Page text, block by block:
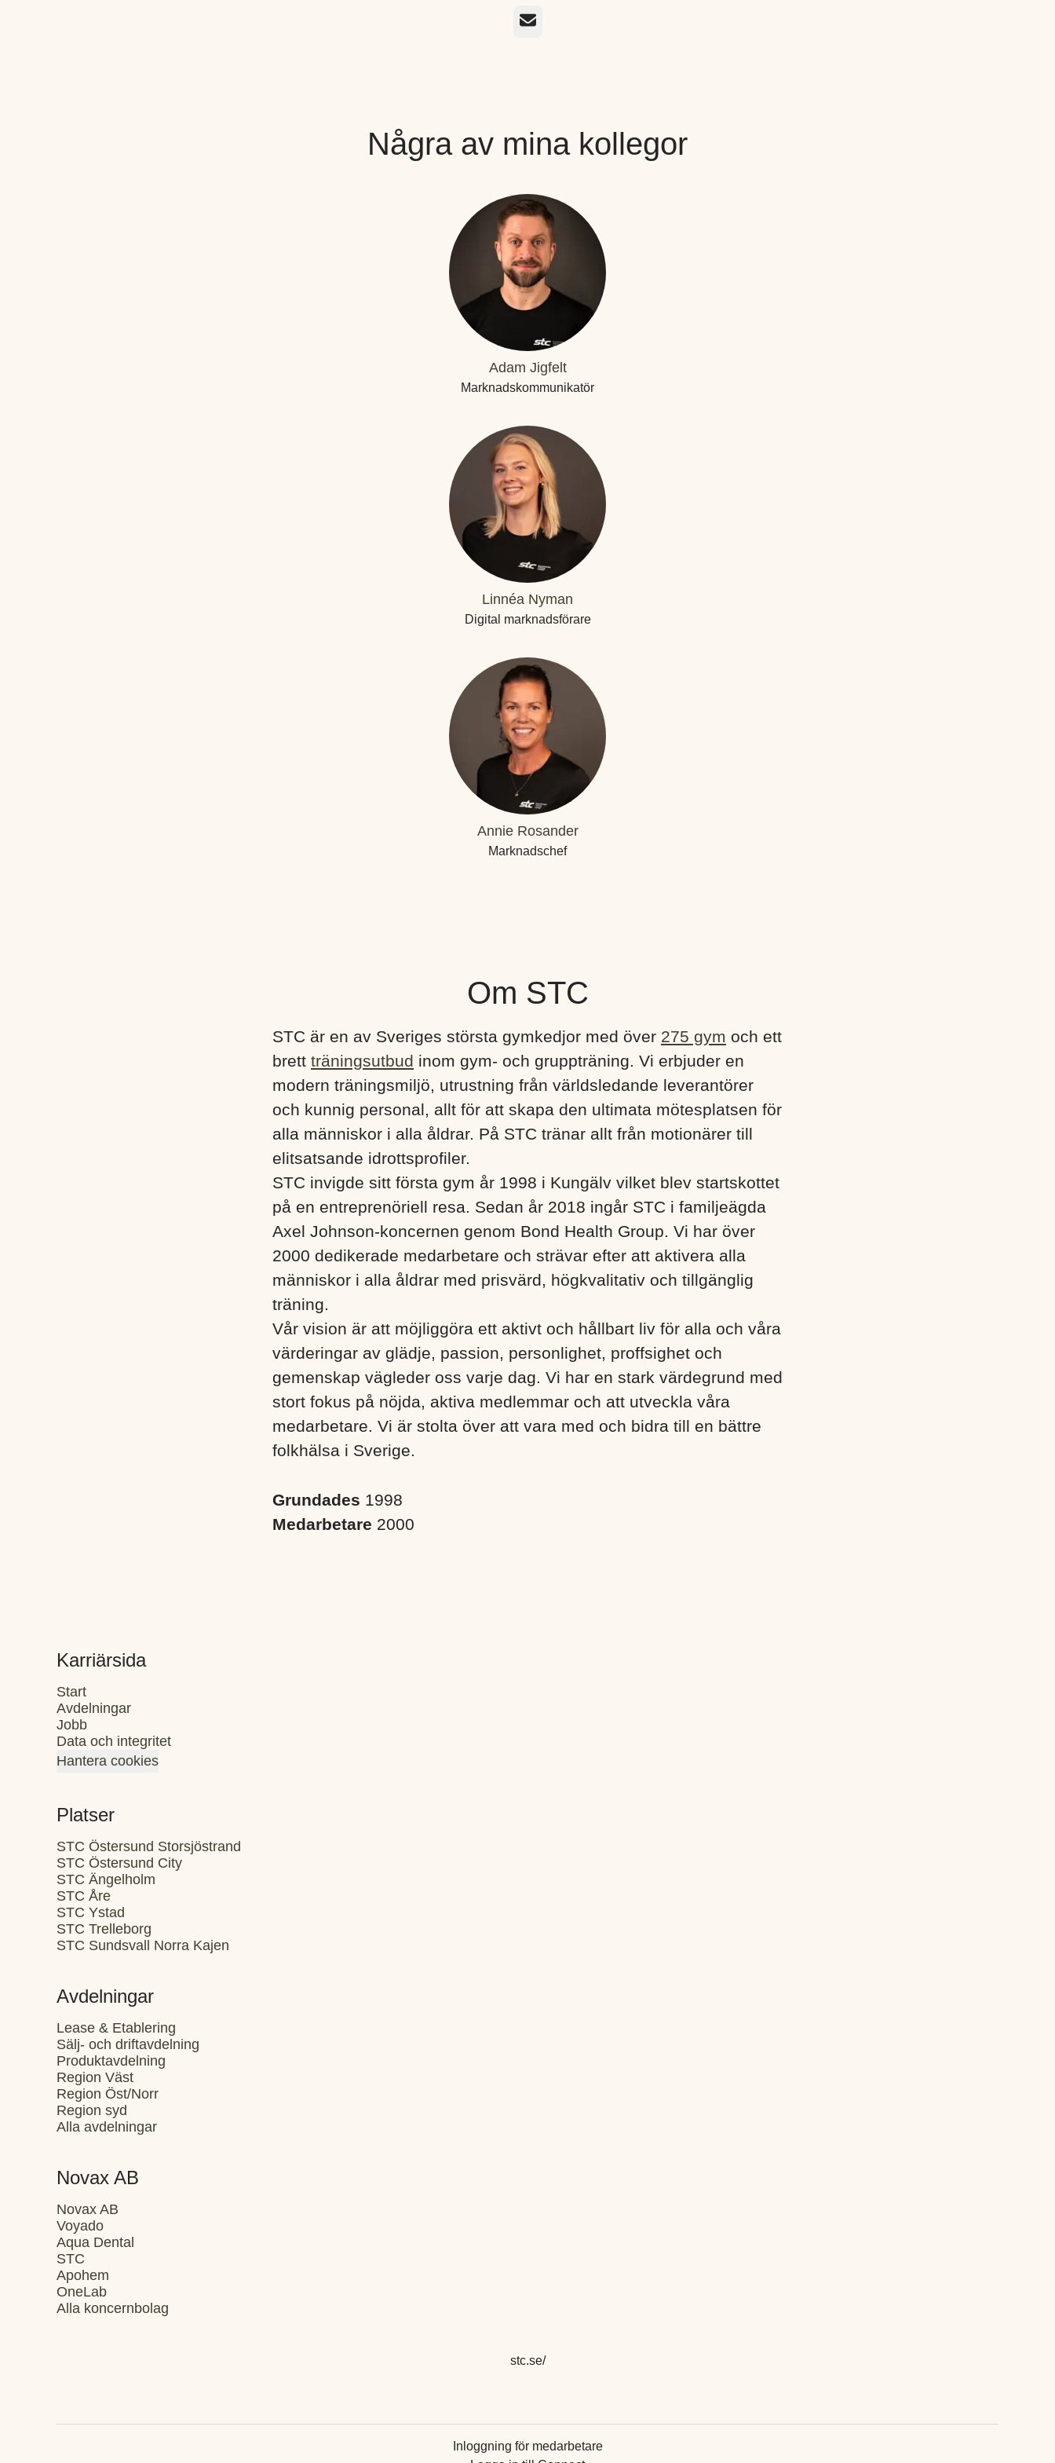
E-post
Några av mina kollegor
Adam Jigfelt
Marknadskommunikatör
Linnéa Nyman
Digital marknadsförare
Annie Rosander
Marknadschef
Om STC
STC är en av Sveriges största gymkedjor med över 275 gym och ett
brett träningsutbud inom gym- och gruppträning. Vi erbjuder en
modern träningsmiljö, utrustning från världsledande leverantörer
och kunnig personal, allt för att skapa den ultimata mötesplatsen för
alla människor i alla åldrar. På STC tränar allt från motionärer till
elitsatsande idrottsprofiler.
STC invigde sitt första gym år 1998 i Kungälv vilket blev startskottet
på en entreprenöriell resa. Sedan år 2018 ingår STC i familjeägda
Axel Johnson-koncernen genom Bond Health Group. Vi har över
2000 dedikerade medarbetare och strävar efter att aktivera alla
människor i alla åldrar med prisvärd, högkvalitativ och tillgänglig
träning.
Vår vision är att möjliggöra ett aktivt och hållbart liv för alla och våra
värderingar av glädje, passion, personlighet, proffsighet och
gemenskap vägleder oss varje dag. Vi har en stark värdegrund med
stort fokus på nöjda, aktiva medlemmar och att utveckla våra
medarbetare. Vi är stolta över att vara med och bidra till en bättre
folkhälsa i Sverige. ​
Grundades 1998
Medarbetare 2000
Karriärsida
Start
Avdelningar
Jobb
Data och integritet
Hantera cookies
Platser
STC Östersund Storsjöstrand
STC Östersund City
STC Ängelholm
STC Åre
STC Ystad
STC Trelleborg
STC Sundsvall Norra Kajen
Avdelningar
Lease & Etablering
Sälj- och driftavdelning
Produktavdelning
Region Väst
Region Öst/Norr
Region syd
Alla avdelningar
Novax AB
Novax AB
Voyado
Aqua Dental
STC
Apohem
OneLab
Alla koncernbolag
stc.se/
Inloggning för medarbetare